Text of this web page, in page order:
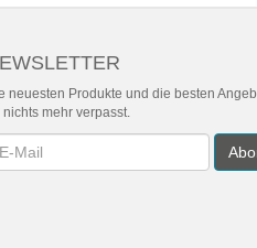
neuesten Produkte und die besten
nichts mehr verpasst.